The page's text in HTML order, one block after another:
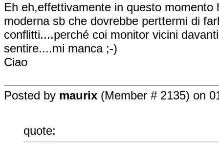
Eh eh,effettivamente in questo
moderna sb che dovrebbe perttermi di
conflitti....perché coi monitor vicini
sentire....mi manca ;-)
Ciao
Posted by maurix (Member # 2135) on
quote: